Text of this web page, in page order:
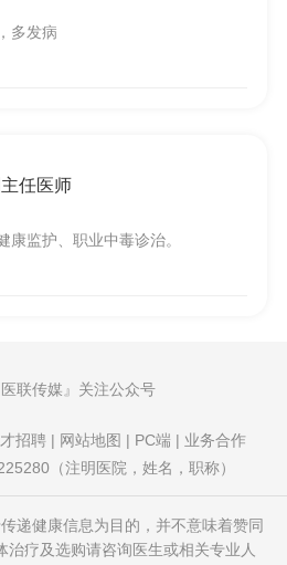
多发病
任医师
康监护、职业中毒诊治。
医联传媒 关注公众号
招聘| 网站地图 | PC端| 业务合作
（注明医院，姓名，职称）
递健康信息为目的，并不意味着赞同
治疗及选购请咨询医生或相关专业人